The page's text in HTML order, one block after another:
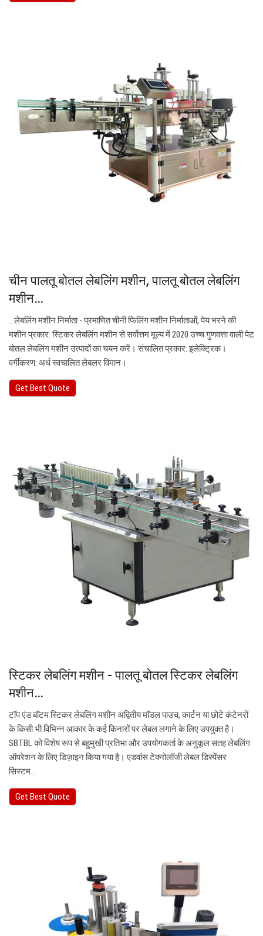
चीन पालतू बोतल लेबलिंग मशीन, पालतू बोतल लेबलिंग
मशीन…
…लेबलिंग मशीन निर्माता - प्रमाणित चीनी फिलिंग मशीन निर्माताओं, पेय भरने की
मशीन प्रकार: स्टिकर लेबलिंग मशीन से सर्वोत्तम मूल्य में 2020 उच्च गुणवत्ता वाली पेट
बोतल लेबलिंग मशीन उत्पादों का चयन करें। संचालित प्रकार: इलेक्ट्रिक।
वर्गीकरण: अर्ध स्वचालित लेबलर विमान।
Get Best Quote
स्टिकर लेबलिंग मशीन - पालतू बोतल स्टिकर लेबलिंग
मशीन…
टॉप एंड बॉटम स्टिकर लेबलिंग मशीन अद्वितीय मॉडल पाउच, कार्टन या छोटे कंटेनरों
के किसी भी विभिन्न आकार के कई किनारों पर लेबल लगाने के लिए उपयुक्त है।
SBTBL को विशेष रूप से बहुमुखी प्रतिभा और उपयोगकर्ता के अनुकूल सतह लेबलिंग
ऑपरेशन के लिए डिज़ाइन किया गया है। एडवांस टेक्नोलॉजी लेबल डिस्पेंसर
सिस्टम…
Get Best Quote